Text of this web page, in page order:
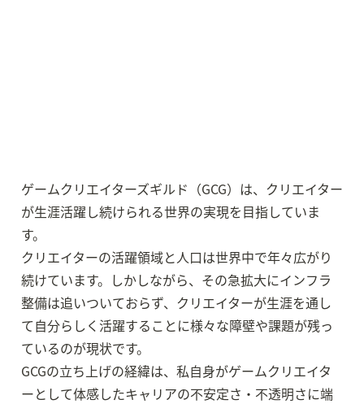
ゲームクリエイターズギルド（GCG）は、クリエイター
が生涯活躍し続けられる世界の実現を目指していま
す。
クリエイターの活躍領域と人口は世界中で年々広がり
続けています。しかしながら、その急拡大にインフラ
整備は追いついておらず、クリエイターが生涯を通し
て自分らしく活躍することに様々な障壁や課題が残っ
ているのが現状です。
GCGの立ち上げの経緯は、私自身がゲームクリエイタ
ーとして体感したキャリアの不安定さ・不透明さに端